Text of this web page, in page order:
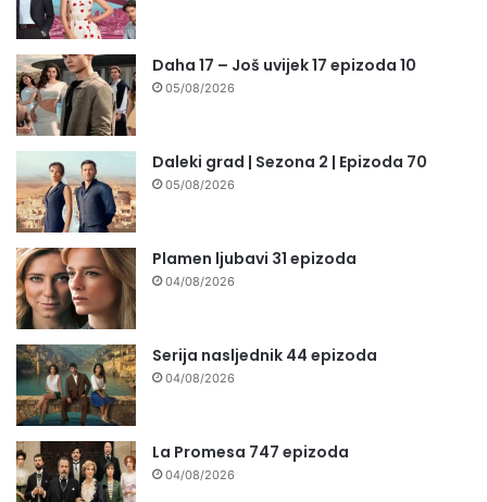
Daha 17 – Još uvijek 17 epizoda 10
05/08/2026
Daleki grad | Sezona 2 | Epizoda 70
05/08/2026
Plamen ljubavi 31 epizoda
04/08/2026
Serija nasljednik 44 epizoda
04/08/2026
La Promesa 747 epizoda
04/08/2026